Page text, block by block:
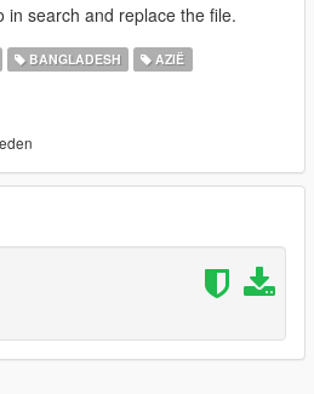
in search and replace the file.
BANGLADESH AZIË